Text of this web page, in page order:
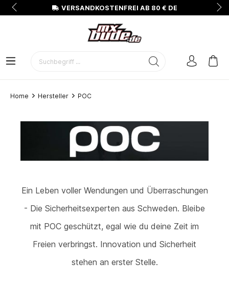
VERSANDKOSTENFREI AB 80 € DE
Home Hersteller POC
Ein Leben voller Wendungen und Überraschungen
- Die Sicherheitsexperten aus Schweden. Bleibe
mit POC geschützt, egal wie du deine Zeit im
Freien verbringst. Innovation und Sicherheit
stehen an erster Stelle.